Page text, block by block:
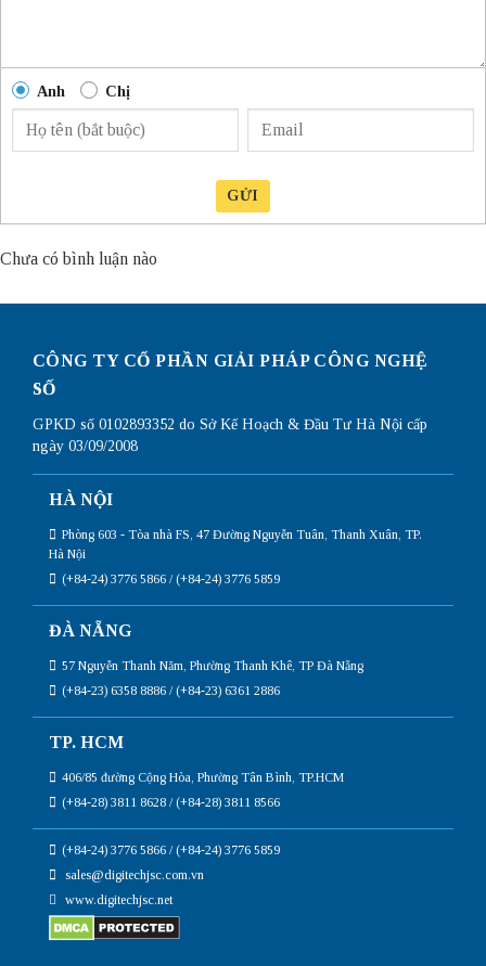
Anh Chị
GỬI
Chưa có bình luận nào
CÔNG TY CỔ PHẦN GIẢI PHÁP CÔNG NGHỆ
SỐ
GPKD số 0102893352 do Sở Kế Hoạch & Đầu Tư Hà Nội cấp
ngày 03/09/2008
HÀ NỘI
Phòng 603 - Tòa nhà FS, 47 Đường Nguyễn Tuân, Thanh Xuân, TP.
Hà Nội
(+84-24) 3776 5866 / (+84-24) 3776 5859
ĐÀ NẴNG
57 Nguyễn Thanh Năm, Phường Thanh Khê, TP Đà Nẵng
(+84-23) 6358 8886 / (+84-23) 6361 2886
TP. HCM
406/85 đường Cộng Hòa, Phường Tân Bình, TP.HCM
(+84-28) 3811 8628 / (+84-28) 3811 8566
(+84-24) 3776 5866 / (+84-24) 3776 5859
sales@digitechjsc.com.vn
www.digitechjsc.net